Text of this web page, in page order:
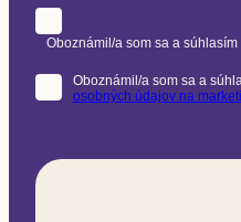
Oboznámil/a som sa a súhlasím
Oboznámil/a som sa a
osobných údajov na